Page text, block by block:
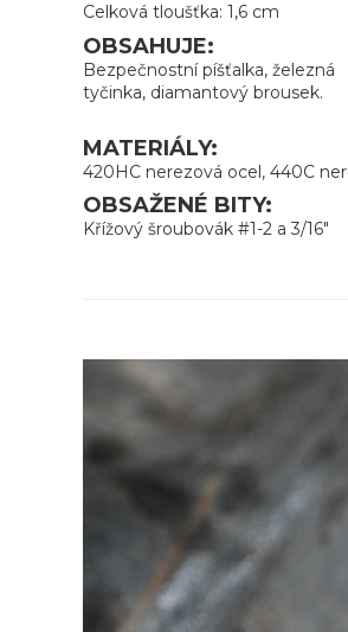
Celková tloušťka: 1,6 cm
OBSAHUJE:
Bezpečnostní píšťalka, železná
tyčinka, diamantový brousek.
MATERIÁLY:
420HC nerezová ocel, 440C
OBSAŽENÉ BITY:
Křížový šroubovák #1-2 a 3/16"